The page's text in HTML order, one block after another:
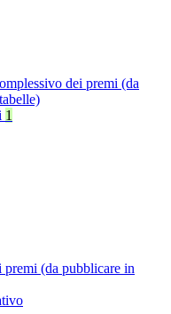
dei premi (da
1
(da pubblicare in